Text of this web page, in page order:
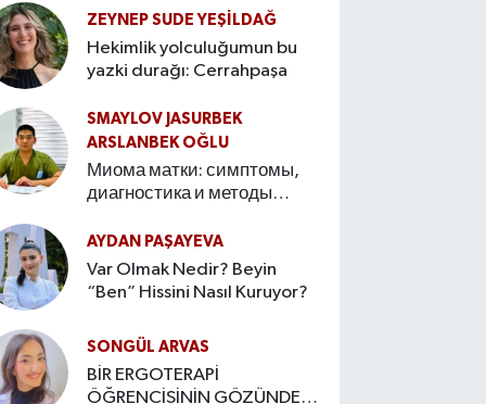
Hikâyesi
ZEYNEP SUDE YEŞİLDAĞ
Hekimlik yolculuğumun bu
yazki durağı: Cerrahpaşa
SMAYLOV JASURBEK
ARSLANBEK OĞLU
Миома матки: симптомы,
диагностика и методы
AYDAN PAŞAYEVA
Var Olmak Nedir? Beyin
“Ben” Hissini Nasıl Kuruyor?
SONGÜL ARVAS
BİR ERGOTERAPİ
ÖĞRENCİSİNİN GÖZÜNDEN: